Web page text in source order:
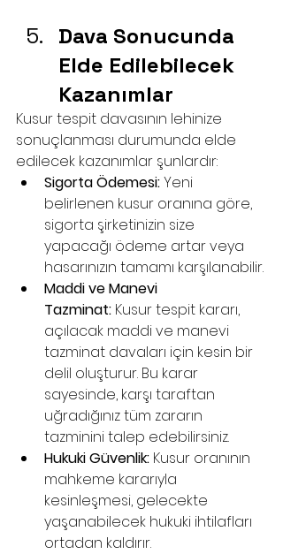
Dava Sonucunda
Elde Edilebilecek
Kazanımlar
Kusur tespit davasının lehinize
sonuçlanması durumunda elde
edilecek kazanımlar şunlardır:
Sigorta Ödemesi: Yeni
belirlenen kusur oranına göre,
sigorta şirketinizin size
yapacağı ödeme artar veya
hasarınızın tamamı karşılanabilir.
Maddi ve Manevi
Tazminat: Kusur tespit kararı,
açılacak maddi ve manevi
tazminat davaları için kesin bir
delil oluşturur. Bu karar
sayesinde, karşı taraftan
uğradığınız tüm zararın
tazminini talep edebilirsiniz.
Hukuki Güvenlik: Kusur oranının
mahkeme kararıyla
kesinleşmesi, gelecekte
yaşanabilecek hukuki ihtilafları
ortadan kaldırır.